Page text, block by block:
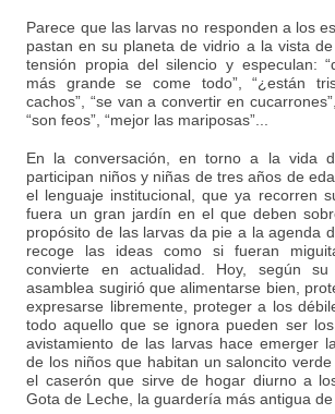
Parece que las larvas no responden a los
pastan en su planeta de vidrio a la vista
tensión propia del silencio y especulan:
más grande se come todo”, “¿están
cachos”, “se van a convertir en
“son feos”, “mejor las mariposas”...
En la conversación, en torno a la vida
participan niños y niñas de tres años de
el lenguaje institucional, que ya recorren
fuera un gran jardín en el que deben
propósito de las larvas da pie a la agenda
recoge las ideas como si fueran
convierte en actualidad. Hoy, según su
asamblea sugirió que alimentarse bien,
expresarse libremente, proteger a los
todo aquello que se ignora pueden ser
avistamiento de las larvas hace emerger
de los niños que habitan un saloncito
el caserón que sirve de hogar diurno a
Gota de Leche, la guardería más antigua de